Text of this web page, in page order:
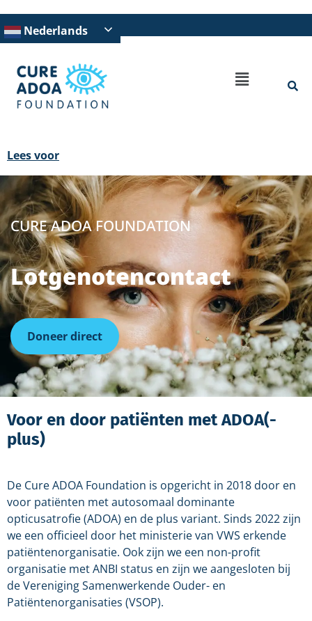
de
inhoud
Nederlands
Lees voor
CURE ADOA FOUNDATION
Lotgenotencontact
Doneer direct
Voor en door patiënten met ADOA(-
plus)
De Cure ADOA Foundation is opgericht in 2018 door en
voor patiënten met autosomaal dominante
opticusatrofie (ADOA) en de plus variant. Sinds 2022 zijn
we een officieel door het ministerie van VWS erkende
patiëntenorganisatie. Ook zijn we een non-profit
organisatie met ANBI status en zijn we aangesloten bij
de Vereniging Samenwerkende Ouder- en
Patiëntenorganisaties (VSOP).